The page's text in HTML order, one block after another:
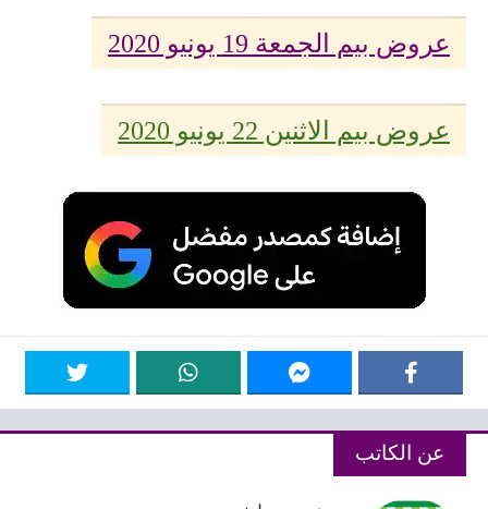
عروض بيم الجمعة 19 يونيو 2020
عروض بيم الاثنين 22 يونيو 2020
عن الكاتب